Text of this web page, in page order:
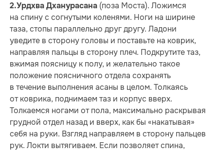
2.Урдхва Дханурасана (поза Моста). Ложимся
на спину с согнутыми коленями. Ноги на ширине
таза, стопы параллельно друг другу. Ладони
уведите в сторону головы и поставьте на коврик,
направляя пальцы в сторону плеч. Подкрутите таз,
вжимая поясницу к полу, и желательно такое
положение поясничного отдела сохранять
в течение выполнения асаны в целом. Толкаясь
от коврика, поднимаем таз и корпус вверх.
Толкаемся ногами от пола, максимально раскрывая
грудной отдел назад и вверх, как бы «накатывая»
себя на руки. Взгляд направляем в сторону пальцев
рук. Локти вытягиваем. Если позволяет спина,